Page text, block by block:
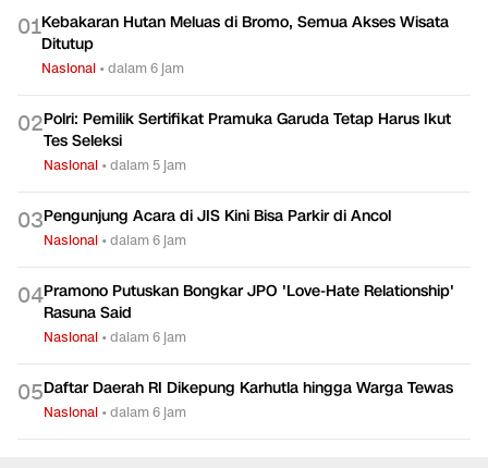
01Kebakaran Hutan Meluas di Bromo, Semua Akses Wisata
Ditutup
Nasional •dalam 6 jam
02Polri: Pemilik Sertifikat Pramuka Garuda Tetap Harus Ikut
Tes Seleksi
Nasional •dalam 5 jam
03Pengunjung Acara di JIS Kini Bisa Parkir di Ancol
Nasional •dalam 6 jam
04Pramono Putuskan Bongkar JPO 'Love-Hate Relationship'
Rasuna Said
Nasional •dalam 6 jam
05Daftar Daerah RI Dikepung Karhutla hingga Warga Tewas
Nasional •dalam 6 jam